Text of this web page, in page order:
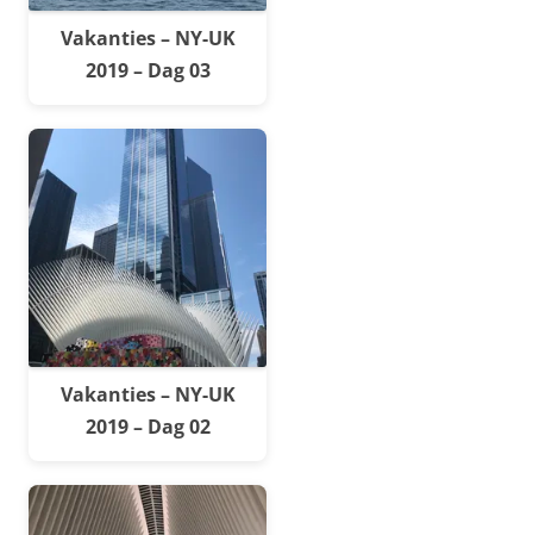
Vakanties – NY-UK
2019 – Dag 03
Vakanties – NY-UK
2019 – Dag 02